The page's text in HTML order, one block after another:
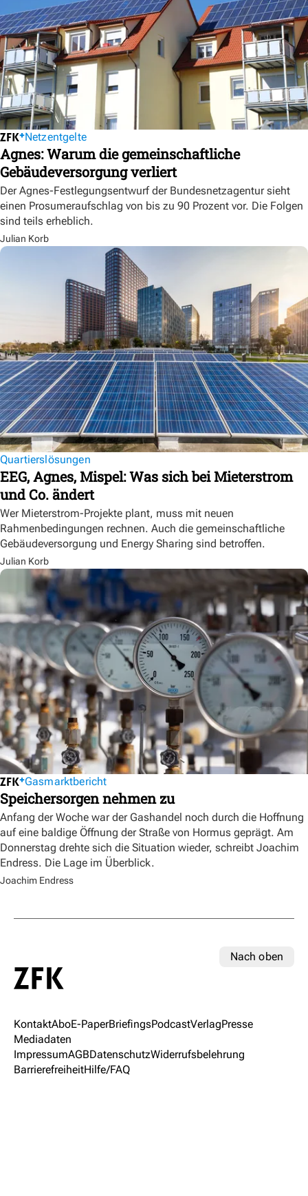
Netzentgelte
Agnes: Warum die gemeinschaftliche
Gebäudeversorgung verliert
Der Agnes-Festlegungsentwurf der Bundesnetzagentur sieht
einen Prosumeraufschlag von bis zu 90 Prozent vor. Die Folgen
sind teils erheblich.
Julian Korb
Quartierslösungen
EEG, Agnes, Mispel: Was sich bei Mieterstrom
und Co. ändert
Wer Mieterstrom-Projekte plant, muss mit neuen
Rahmenbedingungen rechnen. Auch die gemeinschaftliche
Gebäudeversorgung und Energy Sharing sind betroffen.
Julian Korb
Gasmarktbericht
Speichersorgen nehmen zu
Anfang der Woche war der Gashandel noch durch die Hoffnung
auf eine baldige Öffnung der Straße von Hormus geprägt. Am
Donnerstag drehte sich die Situation wieder, schreibt Joachim
Endress. Die Lage im Überblick.
Joachim Endress
Nach oben
KontaktAboE-PaperBriefingsPodcastVerlagPresse
Mediadaten
ImpressumAGBDatenschutzWiderrufsbelehrung
BarrierefreiheitHilfe/FAQ